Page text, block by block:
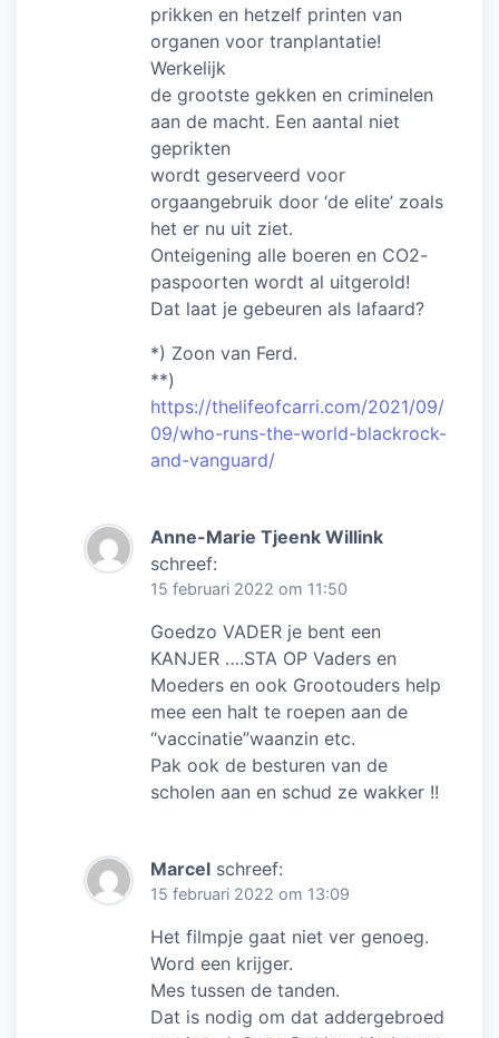
prikken en hetzelf printen van
organen voor tranplantatie!
Werkelijk
de grootste gekken en criminelen
aan de macht. Een aantal niet
geprikten
wordt geserveerd voor
orgaangebruik door ‘de elite’ zoals
het er nu uit ziet.
Onteigening alle boeren en CO2-
paspoorten wordt al uitgerold!
Dat laat je gebeuren als lafaard?
*) Zoon van Ferd.
**)
https://thelifeofcarri.com/2021/09/
09/who-runs-the-world-blackrock-
and-vanguard/
Anne-Marie Tjeenk Willink
schreef:
15 februari 2022 om 11:50
Goedzo VADER je bent een
KANJER ….STA OP Vaders en
Moeders en ook Grootouders help
mee een halt te roepen aan de
“vaccinatie”waanzin etc.
Pak ook de besturen van de
scholen aan en schud ze wakker !!
Marcel schreef:
15 februari 2022 om 13:09
Het filmpje gaat niet ver genoeg.
Word een krijger.
Mes tussen de tanden.
Dat is nodig om dat addergebroed